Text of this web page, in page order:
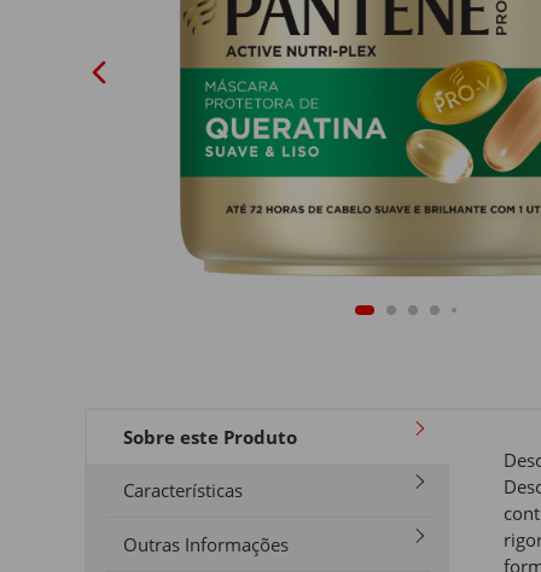
Sobre este Produto
Características
Outras Informações